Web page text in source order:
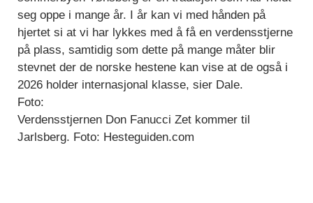
seg oppe i mange år. I år kan vi med hånden på
hjertet si at vi har lykkes med å få en verdensstjerne
på plass, samtidig som dette på mange måter blir
stevnet der de norske hestene kan vise at de også i
2026 holder internasjonal klasse, sier Dale.
Foto:
Verdensstjernen Don Fanucci Zet kommer til
Jarlsberg. Foto: Hesteguiden.com